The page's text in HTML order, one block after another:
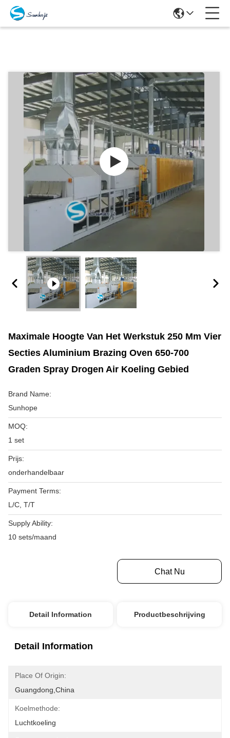
Maximale Hoogte Van Het Werkstuk 250 Mm Vier
Secties Aluminium Brazing Oven 650-700
Graden Spray Drogen Air Koeling Gebied
Brand Name:
Sunhope
MOQ:
1 set
Prijs:
onderhandelbaar
Payment Terms:
L/C, T/T
Supply Ability:
10 sets/maand
Chat Nu
Detail Information Productbeschrijving
Detail Information
Place Of Origin:
Guangdong,China
Koelmethode:
Luchtkoeling